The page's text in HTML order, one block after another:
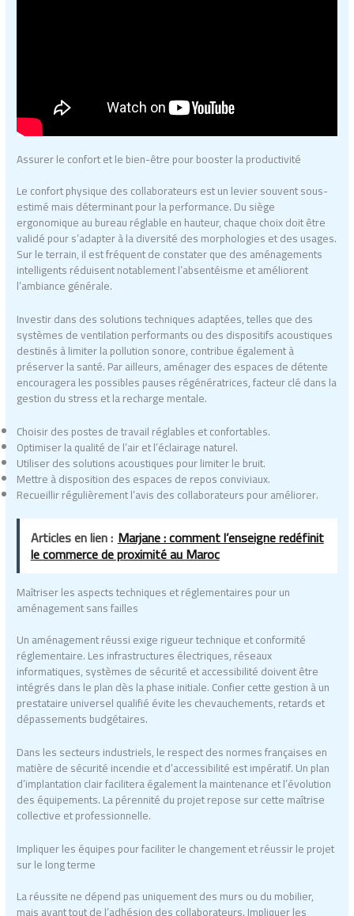
Assurer le confort et le bien-être pour booster la productivité
Le confort physique des collaborateurs est un levier souvent sous-
estimé mais déterminant pour la performance. Du siège
ergonomique au bureau réglable en hauteur, chaque choix doit être
validé pour s’adapter à la diversité des morphologies et des usages.
Sur le terrain, il est fréquent de constater que des aménagements
intelligents réduisent notablement l’absentéisme et améliorent
l’ambiance générale.
Investir dans des solutions techniques adaptées, telles que des
systèmes de ventilation performants ou des dispositifs acoustiques
destinés à limiter la pollution sonore, contribue également à
préserver la santé. Par ailleurs, aménager des espaces de détente
encouragera les possibles pauses régénératrices, facteur clé dans la
gestion du stress et la recharge mentale.
Choisir des postes de travail réglables et confortables.
Optimiser la qualité de l’air et l’éclairage naturel.
Utiliser des solutions acoustiques pour limiter le bruit.
Mettre à disposition des espaces de repos conviviaux.
Recueillir régulièrement l’avis des collaborateurs pour améliorer.
Articles en lien : Marjane : comment l’enseigne redéfinit
le commerce de proximité au Maroc
Maîtriser les aspects techniques et réglementaires pour un
aménagement sans failles
Un aménagement réussi exige rigueur technique et conformité
réglementaire. Les infrastructures électriques, réseaux
informatiques, systèmes de sécurité et accessibilité doivent être
intégrés dans le plan dès la phase initiale. Confier cette gestion à un
prestataire universel qualifié évite les chevauchements, retards et
dépassements budgétaires.
Dans les secteurs industriels, le respect des normes françaises en
matière de sécurité incendie et d’accessibilité est impératif. Un plan
d’implantation clair facilitera également la maintenance et l’évolution
des équipements. La pérennité du projet repose sur cette maîtrise
collective et professionnelle.
Impliquer les équipes pour faciliter le changement et réussir le projet
sur le long terme
La réussite ne dépend pas uniquement des murs ou du mobilier,